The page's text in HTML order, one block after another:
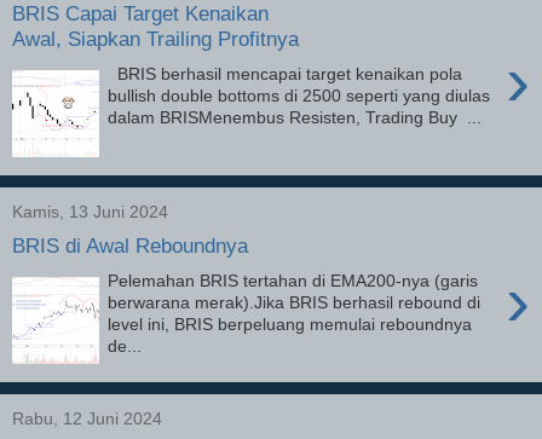
BRIS Capai Target Kenaikan
Awal, Siapkan Trailing Profitnya
›
BRIS berhasil mencapai target kenaikan pola
bullish double bottoms di 2500 seperti yang diulas
dalam BRISMenembus Resisten, Trading Buy ...
Kamis, 13 Juni 2024
BRIS di Awal Reboundnya
›
Pelemahan BRIS tertahan di EMA200-nya (garis
berwarana merak).Jika BRIS berhasil rebound di
level ini, BRIS berpeluang memulai reboundnya
de...
Rabu, 12 Juni 2024